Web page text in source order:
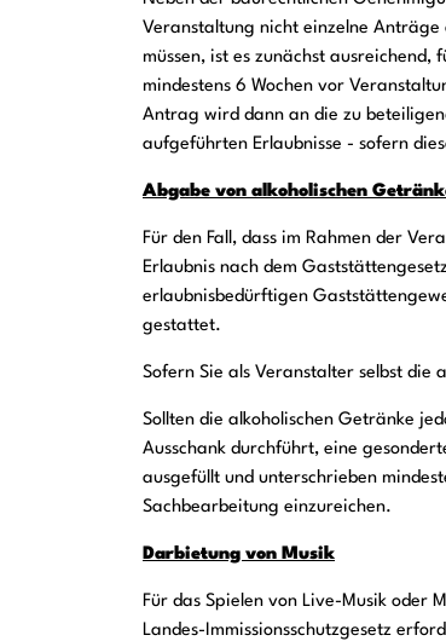
Veranstaltung nicht einzelne Anträge
müssen, ist es zunächst
mindestens 6 Wochen vor
Antrag wird dann an die zu
aufgeführten Erlaubnisse - sofern
Abgabe von alkoholischen
Für den Fall, dass im Rahmen der
Erlaubnis nach dem
erlaubnisbedürftigen
gestattet.
Sofern Sie als Veranstalter selbst die
Sollten die alkoholischen Getränke
Ausschank durchführt, eine
ausgefüllt und unterschrieben
Sachbearbeitung einzureichen.
Darbietung von Musik
Für das Spielen von Live-Musik oder
Landes-Immissionsschutzgesetz